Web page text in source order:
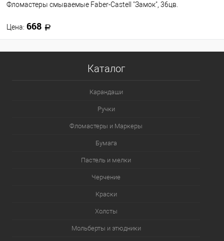
Фломастеры смываемые Faber-Castell "Замок", 36цв.
Цена: 668
Каталог
Карандаши
Ручки
Фломастеры и Маркеры
Бумага
Пастель и мелки
Черчение
Краски
Холсты
Мольберты и этюдники